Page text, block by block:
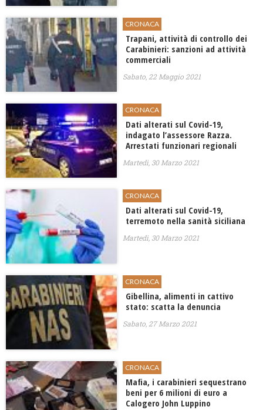
CRONACA
Trapani, attività di controllo dei
Carabinieri: sanzioni ad attività
commerciali
Sabato, 22 Maggio 2021
CRONACA
Dati alterati sul Covid-19,
indagato l’assessore Razza.
Arrestati funzionari regionali
Martedì, 30 Marzo 2021
CRONACA
Dati alterati sul Covid-19,
terremoto nella sanità siciliana
Martedì, 30 Marzo 2021
CRONACA
Gibellina, alimenti in cattivo
stato: scatta la denuncia
Sabato, 27 Marzo 2021
CRONACA
Mafia, i carabinieri sequestrano
beni per 6 milioni di euro a
Calogero John Luppino